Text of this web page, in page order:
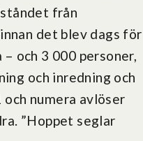
från
det blev dags för
och 3 000 personer,
och inredning och
numera avlöser
”Hoppet seglar